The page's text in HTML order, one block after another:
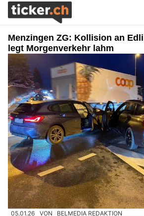
Menzingen ZG: Kollision an
legt Morgenverkehr lahm
05.01.26 VON BELMEDIA REDAKTION